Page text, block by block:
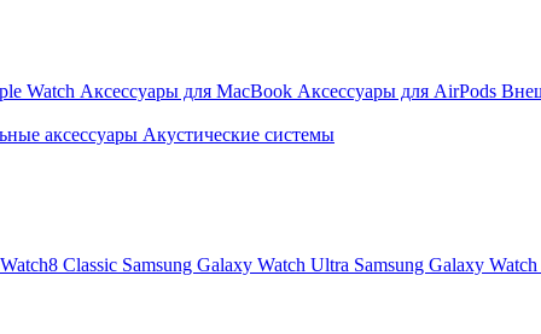
Watch Аксессуары для MacBook Аксессуары для AirPods
аксессуары Акустические системы
Classic Samsung Galaxy Watch Ultra Samsung Galaxy